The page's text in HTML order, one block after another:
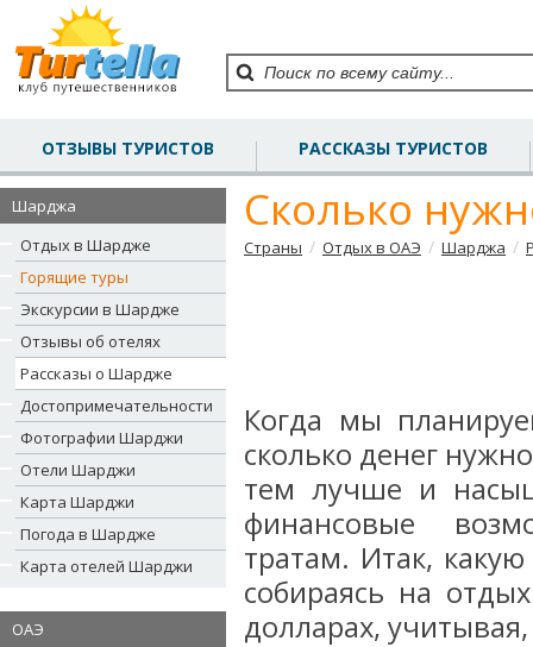
ОТЗЫВЫ ТУРИСТОВ РАССКАЗЫ ТУРИСТОВ
Шарджа
Отдых в Шардже
Горящие туры
Экскурсии в Шардже
Отзывы об отелях
Рассказы о Шардже
Достопримечательности
Фотографии Шарджи
Отели Шарджи
Карта Шарджи
Погода в Шардже
Карта отелей Шарджи
ОАЭ
Сколько
Страны / Отдых в ОАЭ / Шарджа /
Когда мы
сколько денег
тем лучше и
финансовые
тратам. Итак,
собираясь на
долларах,